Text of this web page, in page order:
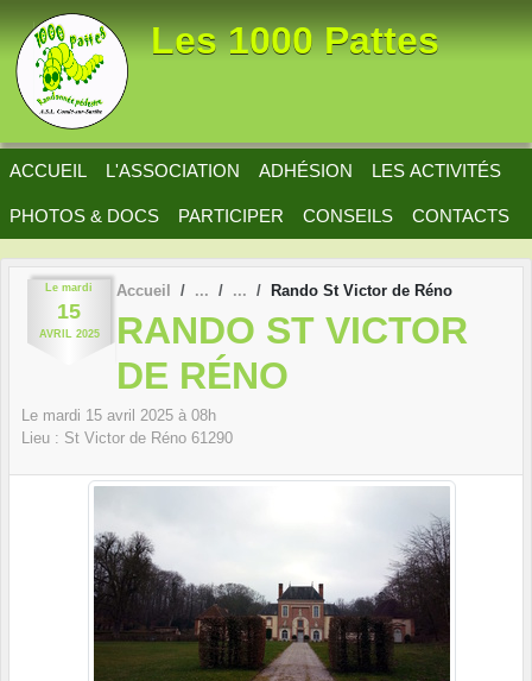
Les 1000 Pattes
ACCUEIL L'ASSOCIATION ADHÉSION LES ACTIVITÉS
PHOTOS & DOCS PARTICIPER CONSEILS CONTACTS
Le mardi
15
AVRIL 2025
Accueil Rando St Victor de Réno
RANDO ST VICTOR
DE RÉNO
Le mardi 15 avril 2025 à 08h
Lieu : St Victor de Réno 61290
Panneau de gestion des cookies